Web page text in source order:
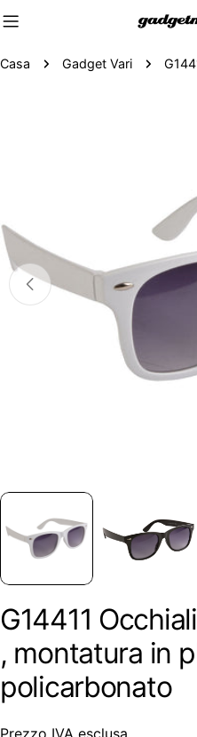
Casa Gadget Vari
G14411
, montatura in
policarbonato
Prezzo IVA esclusa